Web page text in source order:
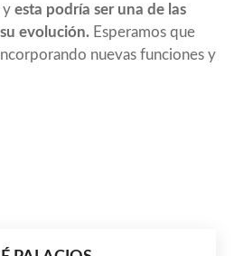
y esta podría ser una de las
evolución. Esperamos que
nuevas funciones y